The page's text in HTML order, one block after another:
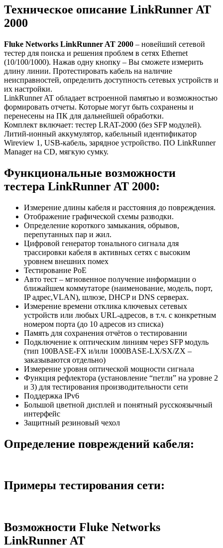
Техническое описание LinkRunner AT
2000
Fluke Networks LinkRunner AT 2000 – новейший сетевой
тестер для поиска и решения проблем в сетях Ethernet
(10/100/1000). Нажав одну кнопку – Вы сможете измерить
длину линии. Протестировать кабель на наличие
неисправностей, определить доступность сетевых устройств и
их настройки.
LinkRunner AT обладает встроенной памятью и возможностью
формировать отчеты. Которые могут быть сохранены и
перенесены на ПК для дальнейшей обработки.
Комплект включает: тестер LRAT-2000 (без SFP модулей).
Литий-ионный аккумулятор, кабельный идентификатор
Wireview 1, USB-кабель, зарядное устройство. ПО LinkRunner
Manager на CD, мягкую сумку.
Функциональные возможности
тестера LinkRunner AT 2000:
Измерение длины кабеля и расстояния до повреждения.
Отображение графической схемы разводки.
Определение короткого замыкания, обрывов,
перепутанных пар и жил.
Цифровой генератор тонального сигнала для
трассировки кабеля в активных сетях с высоким
уровнем внешних помех
Тестирование PoE
Авто тест – мгновенное получение информации о
ближайшем коммутаторе (наименование, модель, порт,
IP адрес,VLAN), шлюзе, DHCP и DNS серверах.
Измерение времени отклика ключевых сетевых
устройств или любых URL-адресов, в т.ч. с конкретным
номером порта (до 10 адресов из списка)
Память для сохранения отчётов о тестировании
Подключение к оптическим линиям через SFP модуль
(тип 100BASE-FX и/или 1000BASE-LX/SX/ZX –
заказываются отдельно)
Измерение уровня оптической мощности сигнала
Функция рефлектора (установление “петли” на уровне 2
и 3) для тестирования производительности сети
Поддержка IPv6
Большой цветной дисплей и понятный русскоязычный
интерфейс
Защитный резиновый чехол
Определение повреждений кабеля:
Примеры тестирования сети:
Возможности Fluke Networks
LinkRunner AT